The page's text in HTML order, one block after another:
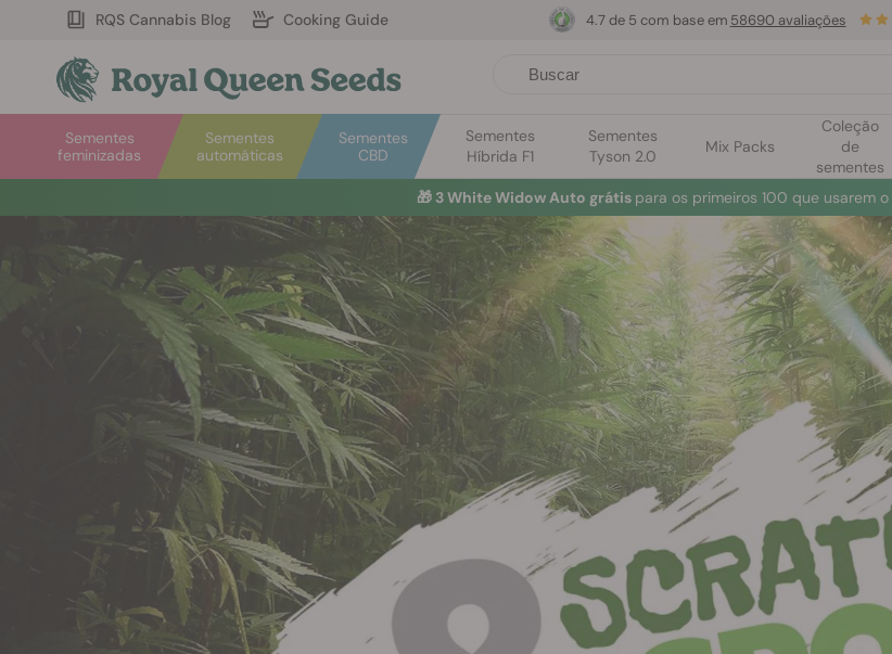
RQS Cannabis Blog Cooking Guide
Sementes
automáticas
Sementes
feminizadas
Sementes
CBD
Sementes
Híbrida F1
Sementes
Tyson 2.0
Mix Packs
Coleção
de
sementes
4.7 de 5 com base em 58690 avaliações
🎁 3 White Widow Auto grátis para os primeiros 100 que usarem